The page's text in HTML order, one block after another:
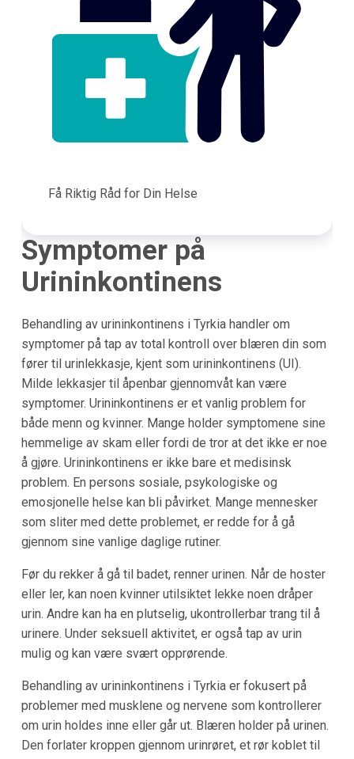
Få Riktig Råd for Din Helse
Symptomer på
Urininkontinens
Behandling av urininkontinens i Tyrkia handler om
symptomer på tap av total kontroll over blæren din som
fører til urinlekkasje, kjent som urininkontinens (UI).
Milde lekkasjer til åpenbar gjennomvåt kan være
symptomer. Urininkontinens er et vanlig problem for
både menn og kvinner. Mange holder symptomene sine
hemmelige av skam eller fordi de tror at det ikke er noe
å gjøre. Urininkontinens er ikke bare et medisinsk
problem. En persons sosiale, psykologiske og
emosjonelle helse kan bli påvirket. Mange mennesker
som sliter med dette problemet, er redde for å gå
gjennom sine vanlige daglige rutiner.
Før du rekker å gå til badet, renner urinen. Når de hoster
eller ler, kan noen kvinner utilsiktet lekke noen dråper
urin. Andre kan ha en plutselig, ukontrollerbar trang til å
urinere. Under seksuell aktivitet, er også tap av urin
mulig og kan være svært opprørende.
Behandling av urininkontinens i Tyrkia er fokusert på
problemer med musklene og nervene som kontrollerer
om urin holdes inne eller går ut. Blæren holder på urinen.
Den forlater kroppen gjennom urinrøret, et rør koblet til